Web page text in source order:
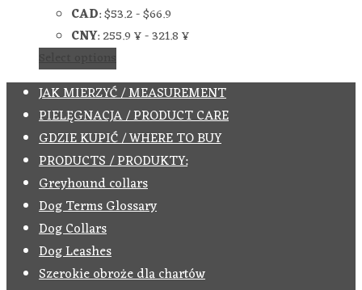
CAD:$53.2-$66.9
CNY:255.9 ¥-321.8 ¥
JAK MIERZYĆ / MEASUREMENT
PIELĘGNACJA / PRODUCT CARE
GDZIE KUPIĆ / WHERE TO BUY
PRODUCTS / PRODUKTY:
Greyhound collars
Dog Terms Glossary
Dog Collars
Dog Leashes
Szerokie obroże dla chartów